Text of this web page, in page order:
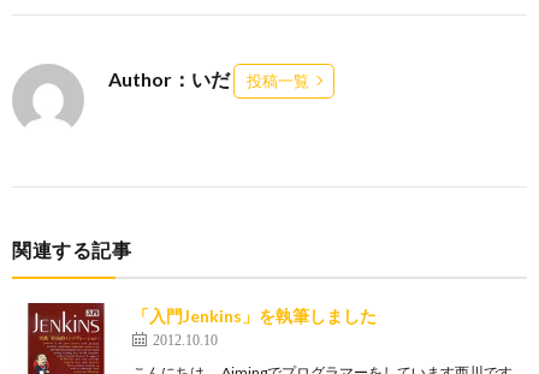
Author：いだ 投稿一覧
関連する記事
「入門Jenkins」を執筆しました
2012.10.10